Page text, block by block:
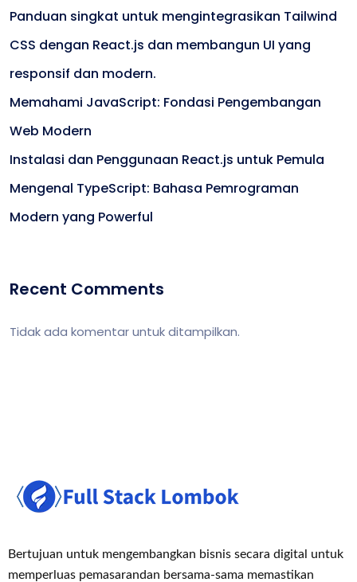
Panduan singkat untuk mengintegrasikan Tailwind
CSS dengan React.js dan membangun UI yang
responsif dan modern.
Memahami JavaScript: Fondasi Pengembangan
Web Modern
Instalasi dan Penggunaan React.js untuk Pemula
Mengenal TypeScript: Bahasa Pemrograman
Modern yang Powerful
Recent Comments
Tidak ada komentar untuk ditampilkan.
Bertujuan untuk mengembangkan bisnis secara digital untuk
memperluas pemasarandan bersama-sama memastikan